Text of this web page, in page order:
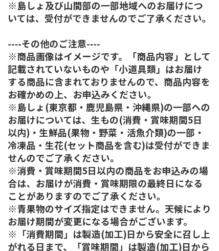
※島しょ及び山間部の一部地域へのお届けにつ
いては、受付ができませんのでご了承ください。
----その他のご注意----
※商品画像はイメージです。「商品内容」として
記載されていないものや「小道具類」はお届け
する商品に含まれておりませんので、商品内容を
お確かめの上、お申込みください。
※島しょ(東京都・鹿児島県・沖縄県)の一部への
お届けについては、生もの(消費・賞味期間5日
以内)・生鮮品(果物・野菜・活魚介類)の一部・
冷凍品・生花(セット商品を含む)は受付ができま
せんのでご了承ください。
※消費・賞味期間5日以内の商品をお申込みの場
合は、お届けが消費・賞味期限の最終日になる
ことがありますのでご了承ください。
※青果物のサイズ指定はできません。天候により
お届け期間が変更になる場合がございます。
※「消費期間」は製造(加工)日から安全に召し上
がれる日まで、「賞味期間」は製造(加工)日から